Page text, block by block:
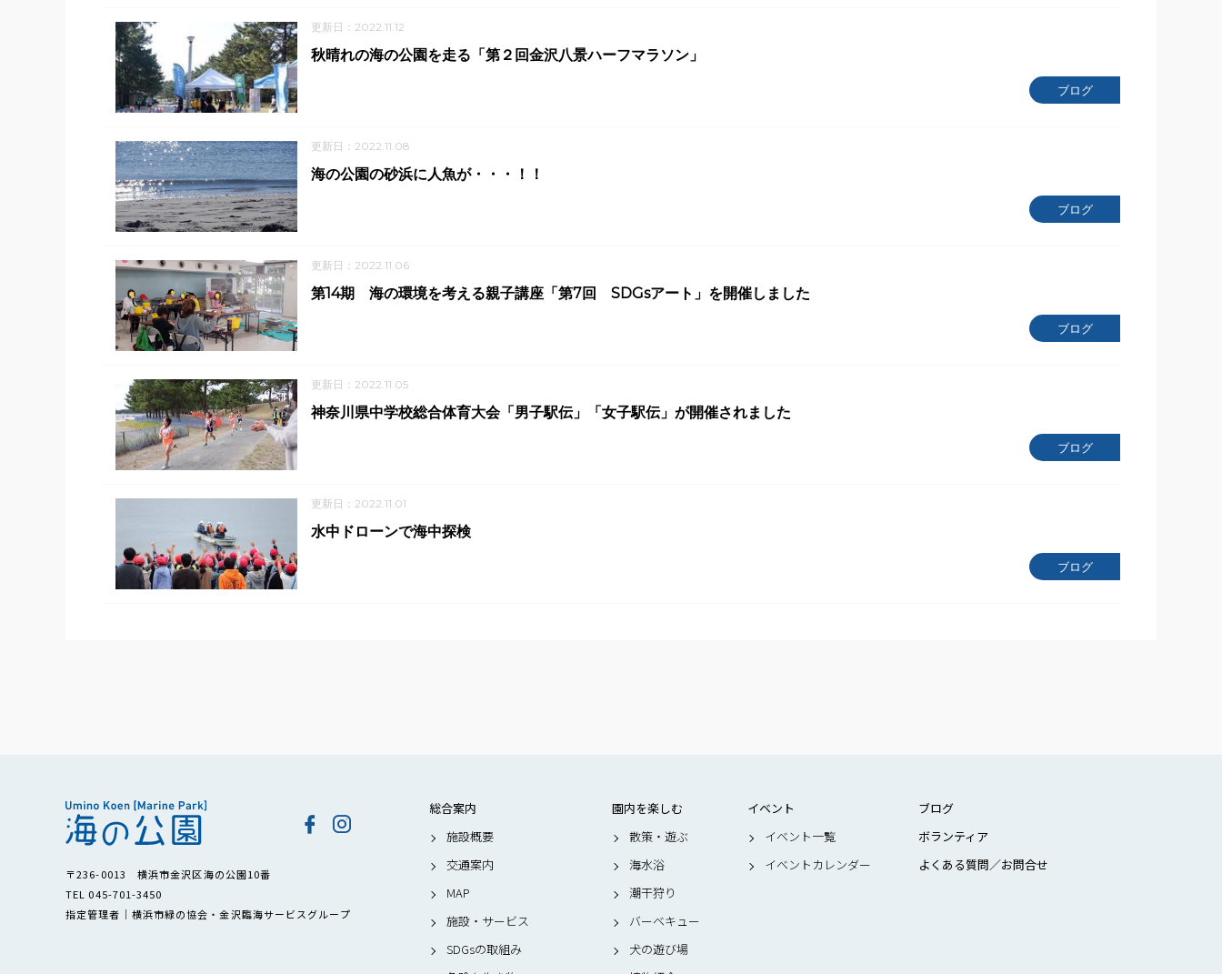
更新日：2022.11.12
ブログ
秋晴れの海の公園を走る「第２回金沢八景ハーフマラソン」
更新日：2022.11.08
ブログ
海の公園の砂浜に人魚が・・・！！
更新日：2022.11.06
ブログ
第14期 海の環境を考える親子講座「第7回 SDGsアート」を開催しました
更新日：2022.11.05
ブログ
神奈川県中学校総合体育大会「男子駅伝」「女子駅伝」が開催されました
更新日：2022.11.01
ブログ
水中ドローンで海中探検
〒236-0013 横浜市金沢区海の公園10番
TEL 045-701-3450
指定管理者｜横浜市緑の協会・金沢臨海サービスグループ
総合案内
施設概要
交通案内
MAP
施設・サービス
SDGsの取組み
園内を楽しむ
散策・遊ぶ
海水浴
潮干狩り
バーベキュー
犬の遊び場
イベント
イベント一覧
イベントカレンダー
ブログ
ボランティア
よくある質問／お問合せ